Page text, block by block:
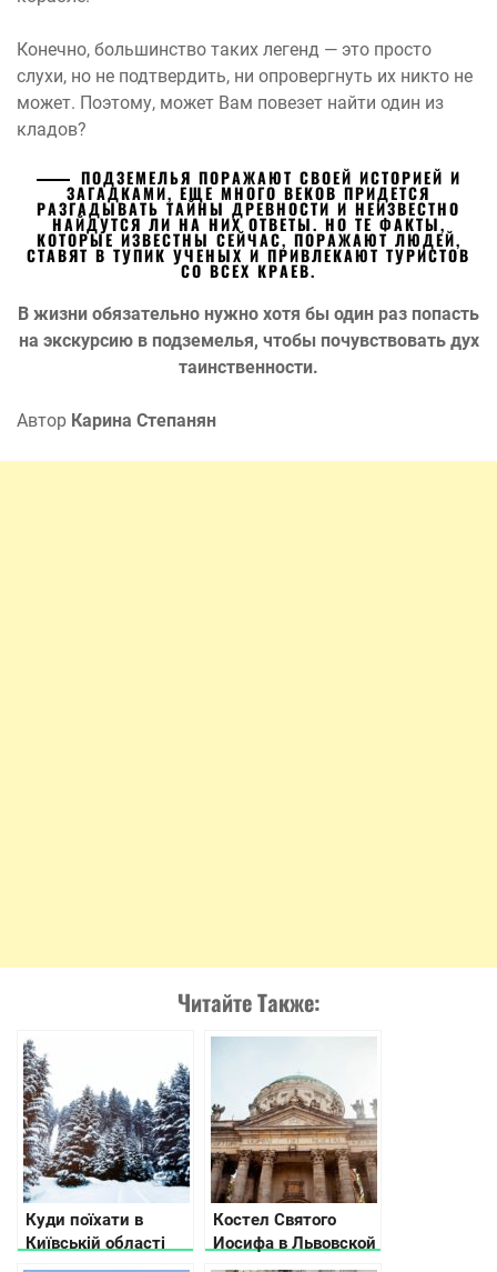
Конечно, большинство таких легенд — это просто
слухи, но не подтвердить, ни опровергнуть их никто не
может. Поэтому, может Вам повезет найти один из
кладов?
ПОДЗЕМЕЛЬЯ ПОРАЖАЮТ СВОЕЙ ИСТОРИЕЙ И
ЗАГАДКАМИ, ЕЩЕ МНОГО ВЕКОВ ПРИДЕТСЯ
РАЗГАДЫВАТЬ ТАЙНЫ ДРЕВНОСТИ И НЕИЗВЕСТНО
НАЙДУТСЯ ЛИ НА НИХ ОТВЕТЫ. НО ТЕ ФАКТЫ,
КОТОРЫЕ ИЗВЕСТНЫ СЕЙЧАС, ПОРАЖАЮТ ЛЮДЕЙ,
СТАВЯТ В ТУПИК УЧЕНЫХ И ПРИВЛЕКАЮТ ТУРИСТОВ
СО ВСЕХ КРАЕВ.
В жизни обязательно нужно хотя бы один раз попасть
на экскурсию в подземелья, чтобы почувствовать дух
таинственности.
Автор Карина Степанян
Читайте Также:
Куди поїхати в
Київській області
Костел Святого
Иосифа в Львовской
области